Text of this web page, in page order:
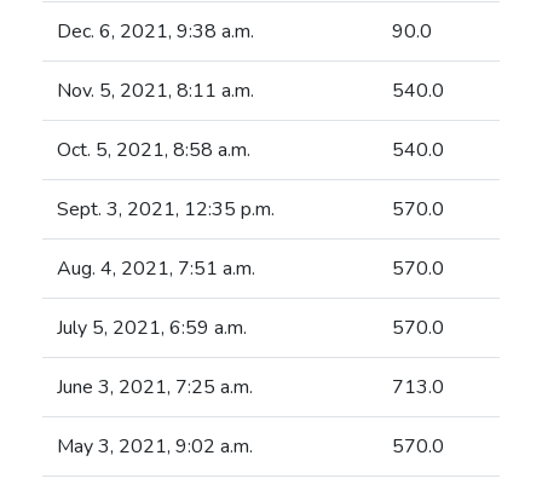
Dec. 6, 2021, 9:38 a.m. 90.0
Nov. 5, 2021, 8:11 a.m. 540.0
Oct. 5, 2021, 8:58 a.m. 540.0
Sept. 3, 2021, 12:35 p.m. 570.0
Aug. 4, 2021, 7:51 a.m. 570.0
July 5, 2021, 6:59 a.m. 570.0
June 3, 2021, 7:25 a.m. 713.0
May 3, 2021, 9:02 a.m. 570.0